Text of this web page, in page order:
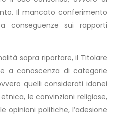
Il mancato conferimento
conseguenze sui rapporti
sopra riportare, il Titolare
a conoscenza di categorie
quelli considerati idonei
le convinzioni religiose,
opinioni politiche, l’adesione